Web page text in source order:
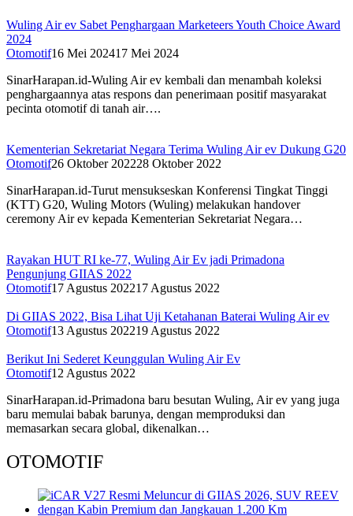
Wuling Air ev Sabet Penghargaan Marketeers Youth Choice Award
2024
Otomotif16 Mei 202417 Mei 2024
SinarHarapan.id-Wuling Air ev kembali dan menambah koleksi
penghargaannya atas respons dan penerimaan positif masyarakat
pecinta otomotif di tanah air….
Kementerian Sekretariat Negara Terima Wuling Air ev Dukung G20
Otomotif26 Oktober 202228 Oktober 2022
SinarHarapan.id-Turut mensukseskan Konferensi Tingkat Tinggi
(KTT) G20, Wuling Motors (Wuling) melakukan handover
ceremony Air ev kepada Kementerian Sekretariat Negara…
Rayakan HUT RI ke-77, Wuling Air Ev jadi Primadona
Pengunjung GIIAS 2022
Otomotif17 Agustus 202217 Agustus 2022
Di GIIAS 2022, Bisa Lihat Uji Ketahanan Baterai Wuling Air ev
Otomotif13 Agustus 202219 Agustus 2022
Berikut Ini Sederet Keunggulan Wuling Air Ev
Otomotif12 Agustus 2022
SinarHarapan.id-Primadona baru besutan Wuling, Air ev yang juga
baru memulai babak barunya, dengan memproduksi dan
memasarkan secara global, dikenalkan…
OTOMOTIF